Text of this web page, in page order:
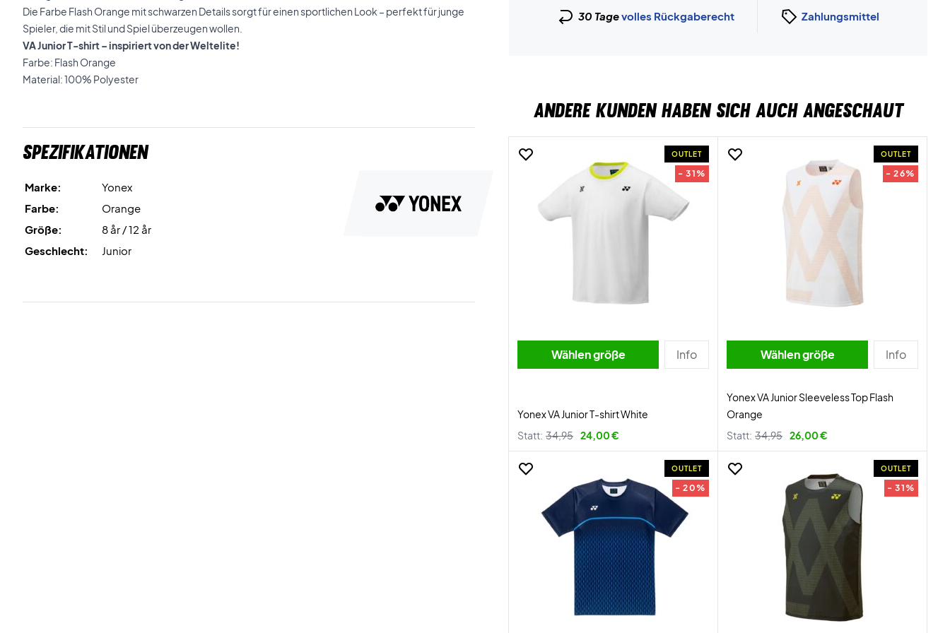
Die Farbe Flash Orange mit schwarzen Details sorgt für einen sportlichen Look – perfekt für junge
Spieler, die mit Stil und Spiel überzeugen wollen.
VA Junior T-shirt – inspiriert von der Weltelite!
Farbe: Flash Orange
Material: 100% Polyester
Spezifikationen
Marke:
Yonex
Farbe:
Orange
Größe:
8 år / 12 år
Geschlecht:
Junior
30 Tagevolles Rückgaberecht Zahlungsmittel
ANDERE KUNDEN HABEN SICH AUCH ANGESCHAUT
OUTLET
- 31%
Wählen größe Info
Yonex VA Junior T-shirt White
Statt: 34,95 24,00 €
OUTLET
- 26%
Wählen größe Info
Yonex VA Junior Sleeveless Top Flash
Orange
Statt: 34,95 26,00 €
OUTLET
- 20%
OUTLET
- 31%